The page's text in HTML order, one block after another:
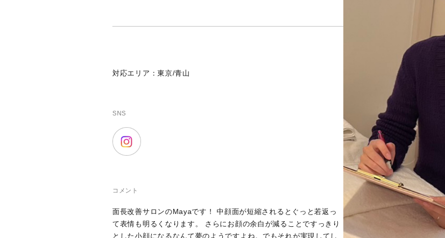
対応エリア：東京/青山
SNS
コメント
面長改善サロンのMayaです！ 中顔面が短縮されるとぐっと若返っ
て表情も明るくなります。 さらにお顔の余白が減ることですっきり
とした小顔になるなんて夢のようですよね。でもそれが実現してし